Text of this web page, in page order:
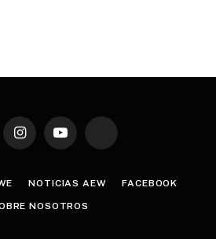
InstagramYouTube TikTok
NOTICIAS AEW FACEBOOK
NOSOTROS